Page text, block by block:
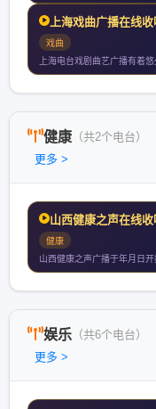
上海戏曲广播在线
戏曲
健康 （共2个电台）
更多 >
山西健康之声在线收
健康
娱乐 （共6个电台）
更多 >